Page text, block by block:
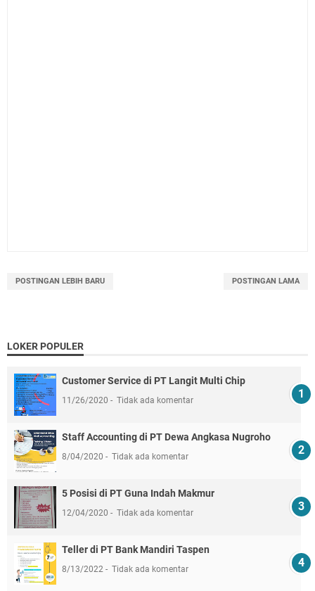
POSTINGAN LEBIH BARU POSTINGAN LAMA
LOKER POPULER
Customer Service di PT Langit Multi Chip
11/26/2020 Tidak ada komentar
Staff Accounting di PT Dewa Angkasa Nugroho
8/04/2020 Tidak ada komentar
5 Posisi di PT Guna Indah Makmur
12/04/2020 Tidak ada komentar
Teller di PT Bank Mandiri Taspen
8/13/2022 Tidak ada komentar